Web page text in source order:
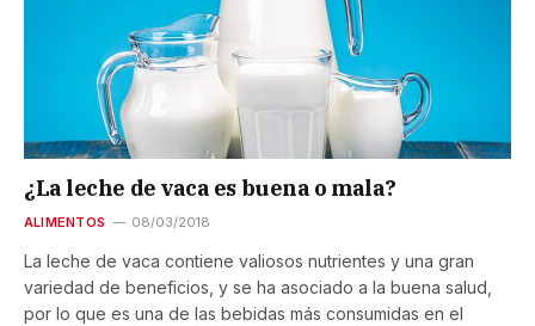
¿La leche de vaca es buena o mala?
ALIMENTOS 08/03/2018
La leche de vaca contiene valiosos nutrientes y una gran
variedad de beneficios, y se ha asociado a la buena salud,
por lo que es una de las bebidas más consumidas en el